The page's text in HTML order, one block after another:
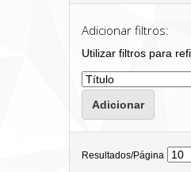
Adicionar filtros:
Utilizar filtros para
Resultados/Página